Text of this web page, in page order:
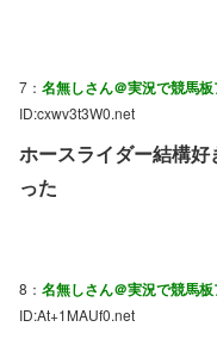
7： 名無しさん＠実況で競馬板
ID:cxwv3t3W0.net
ホースライダー結構
った
8： 名無しさん＠実況で競馬板
ID:At+1MAUf0.net